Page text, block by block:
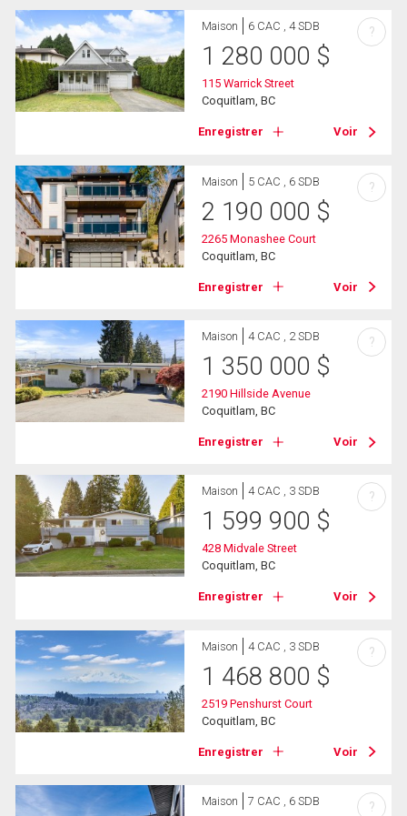
Maison 6 CAC , 4 SDB
1 280 000 $
115 Warrick Street
Coquitlam, BC
Enregistrer Voir
?
Maison 5 CAC , 6 SDB
2 190 000 $
2265 Monashee Court
Coquitlam, BC
Enregistrer Voir
?
Maison 4 CAC , 2 SDB
1 350 000 $
2190 Hillside Avenue
Coquitlam, BC
Enregistrer Voir
?
Maison 4 CAC , 3 SDB
1 599 900 $
428 Midvale Street
Coquitlam, BC
Enregistrer Voir
?
Maison 4 CAC , 3 SDB
1 468 800 $
2519 Penshurst Court
Coquitlam, BC
Enregistrer Voir
?
Maison 7 CAC , 6 SDB ?